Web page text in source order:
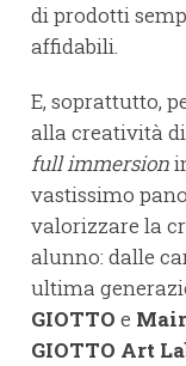
di prodotti
affidabili.
E, soprattutto,
alla creatività
full immersion
vastissimo
valorizzare la
alunno: dalle
ultima
GIOTTO e
GIOTTO Art